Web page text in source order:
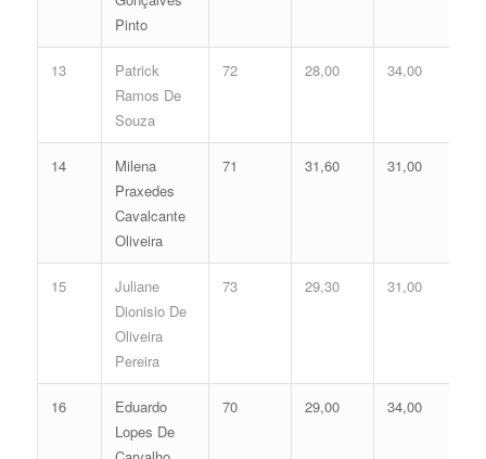
Pinto
13
Patrick
Ramos De
Souza
72 28,00 34,00
14
Milena
Praxedes
Cavalcante
Oliveira
71 31,60 31,00
15
Juliane
Dionisio De
Oliveira
Pereira
73 29,30 31,00
16
Eduardo
Lopes De
70 29,00 34,00